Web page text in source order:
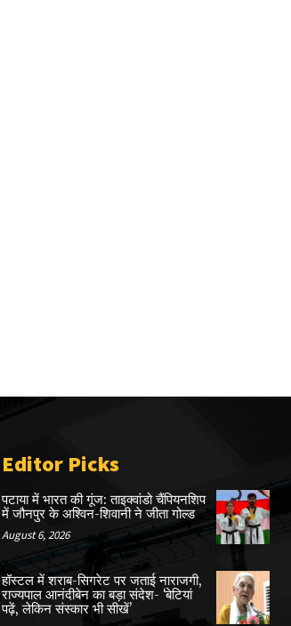
Editor Picks
पटाया में भारत की गूंज: ताइक्वांडो चैंपियनशिप
में जौनपुर के अश्विन-शिवानी ने जीता गोल्ड
August 6, 2026
हॉस्टल में शराब-सिगरेट पर जताई नाराजगी,
राज्यपाल आनंदीबेन का बड़ा संदेश- ‘बेटियां
पढ़ें, लेकिन संस्कार भी सीखें’